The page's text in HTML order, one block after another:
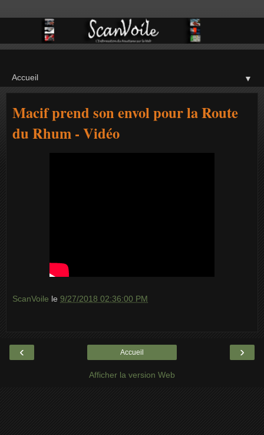
▼
Macif prend son envol pour la Route
du Rhum - Vidéo
ScanVoile le 9/27/2018 02:36:00 PM
‹ ›
Accueil
Afficher la version Web